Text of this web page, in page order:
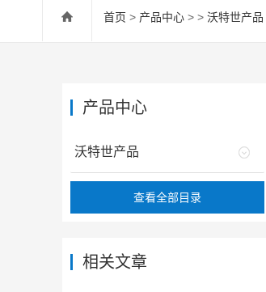
首页 > 产品中心 > > 沃特世产品
产品中心
沃特世产品
查看全部目录
相关文章